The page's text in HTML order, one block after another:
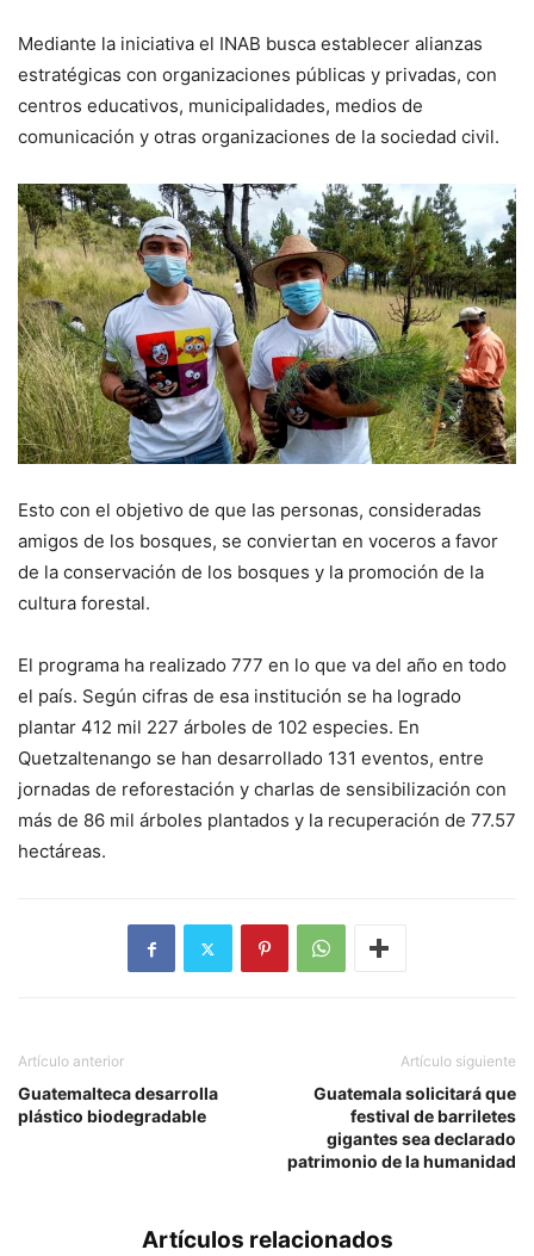
Mediante la iniciativa el INAB busca establecer alianzas
estratégicas con organizaciones públicas y privadas, con
centros educativos, municipalidades, medios de
comunicación y otras organizaciones de la sociedad civil.
Esto con el objetivo de que las personas, consideradas
amigos de los bosques, se conviertan en voceros a favor
de la conservación de los bosques y la promoción de la
cultura forestal.
El programa ha realizado 777 en lo que va del año en todo
el país. Según cifras de esa institución se ha logrado
plantar 412 mil 227 árboles de 102 especies. En
Quetzaltenango se han desarrollado 131 eventos, entre
jornadas de reforestación y charlas de sensibilización con
más de 86 mil árboles plantados y la recuperación de 77.57
hectáreas.
Artículo anterior
Guatemalteca desarrolla
plástico biodegradable
Artículo siguiente
Guatemala solicitará que
festival de barriletes
gigantes sea declarado
patrimonio de la humanidad
Artículos relacionados